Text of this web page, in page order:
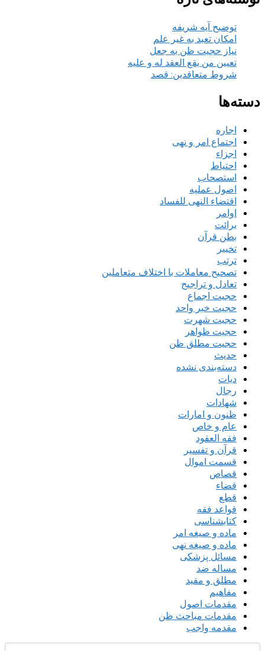
توضیح آیه شریفه
امکان تعبد به غیر علم
نیاز حجیت ظن به جعل
تعیین من یقع العقد له و علیه
شروط متعاقدین: قصد
دسته‌ها
اجاره
اجتماع امر و نهی
اجزاء
احتیاط
استصحاب
اصول عملیه
اقتضاء النهی للفساد
اوامر
برائت
بطن قرآن
تخییر
ترتب
تصحیح معاملات با اختلاف متعاملین
تعادل و تراجیح
حجیت اجماع
حجیت خبر واحد
حجیت شهرت
حجیت ظواهر
حجیت مطلق ظن
حدیث
دسته‌بندی نشده
دیات
رجال
شهادات
ظنون و امارات
عام و خاص
فقه العقود
قرآن و تفسیر
قسمت اموال
قصاص
قضاء
قطع
قواعد فقه
کتابشناسی
ماده و صیغه امر
ماده و صیغه نهی
مسائل پزشکی
مساله ضد
مطلق و مقید
مفاهیم
مقدمات اصول
مقدمات مباحث ظن
مقدمه واجب